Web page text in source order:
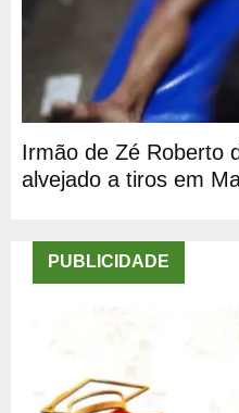
Irmão de Zé Roberto
alvejado a tiros em
PUBLICIDADE